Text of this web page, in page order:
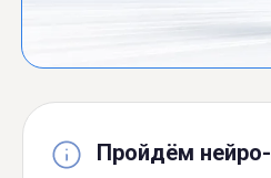
Пройдём